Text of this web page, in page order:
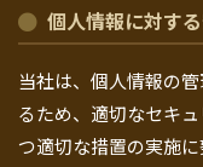
個人情報に対す
当社は、個人情報の
るため、適切なセキ
つ適切な措置の実施